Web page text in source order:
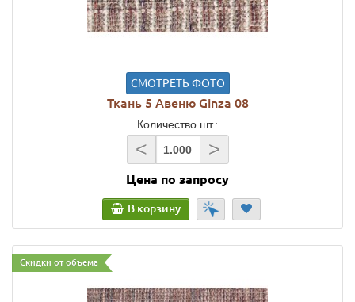
СМОТРЕТЬ ФОТО
Ткань 5 Авеню Ginza 08
Количество шт.:
< >
Цена по запросу
В корзину
Скидки от объема